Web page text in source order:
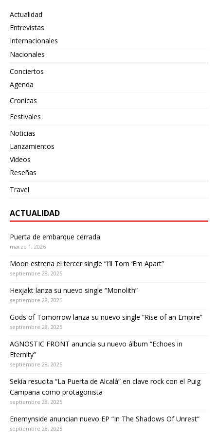
Actualidad
Entrevistas
Internacionales
Nacionales
Conciertos
Agenda
Cronicas
Festivales
Noticias
Lanzamientos
Videos
Reseñas
Travel
ACTUALIDAD
Puerta de embarque cerrada
marzo 1, 2026
Moon estrena el tercer single “I’ll Torn ‘Em Apart”
septiembre 28, 2025
Hexjakt lanza su nuevo single “Monolith”
septiembre 28, 2025
Gods of Tomorrow lanza su nuevo single “Rise of an Empire”
septiembre 28, 2025
AGNOSTIC FRONT anuncia su nuevo álbum “Echoes in
Eternity”
septiembre 28, 2025
Sekía resucita “La Puerta de Alcalá” en clave rock con el Puig
Campana como protagonista
septiembre 28, 2025
Enemynside anuncian nuevo EP “In The Shadows Of Unrest”
septiembre 28, 2025